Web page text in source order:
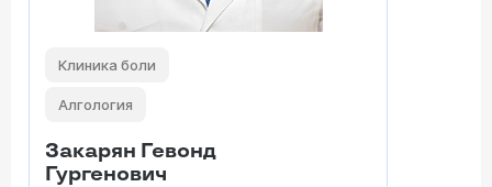
Клиника боли
Алгология
Закарян Гевонд
Гургенович